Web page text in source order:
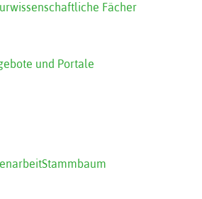
Fächer
und Portale
Stammbaum